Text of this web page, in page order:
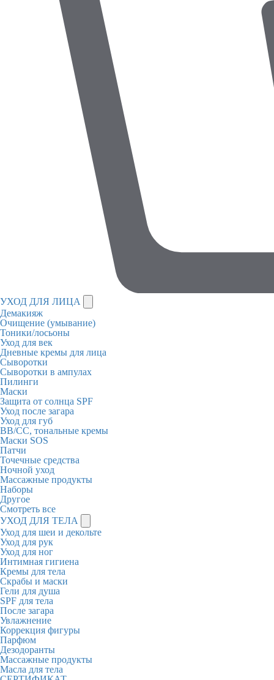
УХОД ДЛЯ ЛИЦА
Демакияж
Очищение (умывание)
Тоники/лосьоны
Уход для век
Дневные кремы для лица
Сыворотки
Сыворотки в ампулах
Пилинги
Маски
Защита от солнца SPF
Уход после загара
Уход для губ
BB/CC, тональные кремы
Маски SOS
Патчи
Точечные средства
Ночной уход
Массажные продукты
Наборы
Другое
Смотреть все
УХОД ДЛЯ ТЕЛА
Уход для шеи и декольте
Уход для рук
Уход для ног
Интимная гигиена
Кремы для тела
Скрабы и маски
Гели для душа
SPF для тела
После загара
Увлажнение
Коррекция фигуры
Парфюм
Дезодоранты
Массажные продукты
Масла для тела